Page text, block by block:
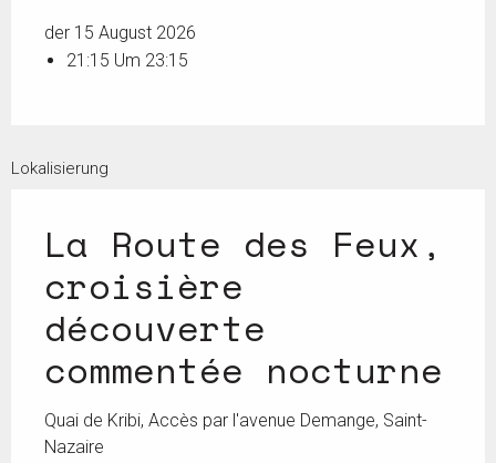
der 15 August 2026
21:15 Um 23:15
Lokalisierung
La Route des Feux,
croisière
découverte
commentée nocturne
Quai de Kribi, Accès par l'avenue Demange, Saint-
Nazaire